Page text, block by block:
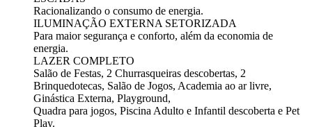
Racionalizando o consumo de energia.
ILUMINAÇÃO EXTERNA SETORIZADA
Para maior segurança e conforto, além da economia de
energia.
LAZER COMPLETO
Salão de Festas, 2 Churrasqueiras descobertas, 2
Brinquedotecas, Salão de Jogos, Academia ao ar livre,
Ginástica Externa, Playground,
Quadra para jogos, Piscina Adulto e Infantil descoberta e Pet
Play.